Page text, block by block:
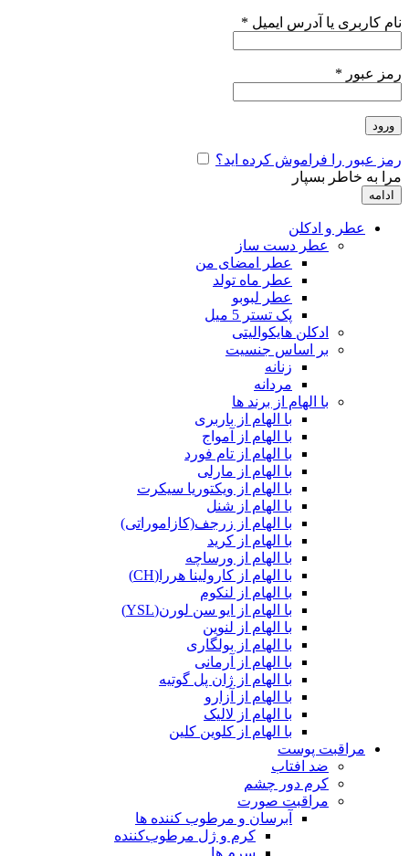
نام کاربری یا آدرس ایمیل *
رمز عبور *
ورود
رمز عبور را فراموش کرده اید؟
مرا به خاطر بسپار
ادامه
عطر و ادکلن
عطر دست ساز
عطر امضای من
عطر ماه تولد
عطر لبوبو
پک تستر 5 میل
ادکلن هایکوالیتی
بر اساس جنسیت
زنانه
مردانه
با الهام از برند ها
با الهام از باربری
با الهام از آمواج
با الهام از تام فورد
با الهام از مارلی
با الهام از ویکتوریا سیکرت
با الهام از شنل
با الهام از زرجف(کازاموراتی)
با الهام از کرید
با الهام از ورساچه
با الهام از کارولینا هررا(CH)
با الهام از لنکوم
با الهام از ایو سن لورن(YSL)
با الهام از لنوین
با الهام از بولگاری
با الهام از آرمانی
با الهام از ژان پل گوتیه
با الهام از آزارو
با الهام از لالیک
با الهام از کلوین کلین
مراقبت پوست
ضد افتاب
کرم دور چشم
مراقبت صورت
آبرسان و مرطوب کننده ها
کرم و ژل مرطوب‌کننده